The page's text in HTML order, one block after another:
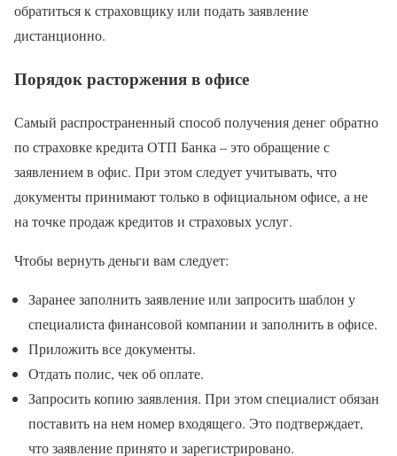
обратиться к страховщику или подать заявление
дистанционно.
Порядок расторжения в офисе
Самый распространенный способ получения денег обратно
по страховке кредита ОТП Банка – это обращение с
заявлением в офис. При этом следует учитывать, что
документы принимают только в официальном офисе, а не
на точке продаж кредитов и страховых услуг.
Чтобы вернуть деньги вам следует:
Заранее заполнить заявление или запросить шаблон у
специалиста финансовой компании и заполнить в офисе.
Приложить все документы.
Отдать полис, чек об оплате.
Запросить копию заявления. При этом специалист обязан
поставить на нем номер входящего. Это подтверждает,
что заявление принято и зарегистрировано.